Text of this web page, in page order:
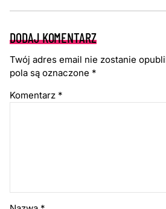
DODAJ KOMENTARZ
Twój adres email nie zostanie
pola są oznaczone *
Komentarz *